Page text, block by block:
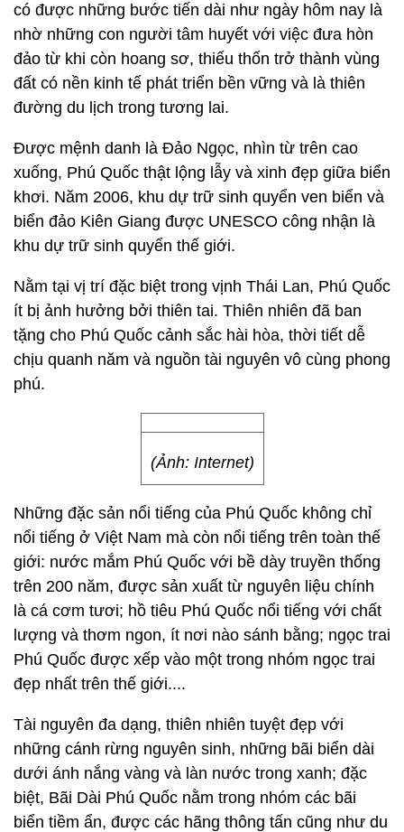
có được những bước tiến dài như ngày hôm nay là
nhờ những con người tâm huyết với việc đưa hòn
đảo từ khi còn hoang sơ, thiếu thốn trở thành vùng
đất có nền kinh tế phát triển bền vững và là thiên
đường du lịch trong tương lai.
Được mệnh danh là Đảo Ngọc, nhìn từ trên cao
xuống, Phú Quốc thật lộng lẫy và xinh đẹp giữa biển
khơi. Năm 2006, khu dự trữ sinh quyển ven biển và
biển đảo Kiên Giang được UNESCO công nhận là
khu dự trữ sinh quyển thế giới.
Nằm tại vị trí đặc biệt trong vịnh Thái Lan, Phú Quốc
ít bị ảnh hưởng bởi thiên tai. Thiên nhiên đã ban
tặng cho Phú Quốc cảnh sắc hài hòa, thời tiết dễ
chịu quanh năm và nguồn tài nguyên vô cùng phong
phú.
(Ảnh: Internet)
Những đặc sản nổi tiếng của Phú Quốc không chỉ
nổi tiếng ở Việt Nam mà còn nổi tiếng trên toàn thế
giới: nước mắm Phú Quốc với bề dày truyền thống
trên 200 năm, được sản xuất từ nguyên liệu chính
là cá cơm tươi; hồ tiêu Phú Quốc nổi tiếng với chất
lượng và thơm ngon, ít nơi nào sánh bằng; ngọc trai
Phú Quốc được xếp vào một trong nhóm ngọc trai
đẹp nhất trên thế giới....
Tài nguyên đa dạng, thiên nhiên tuyệt đẹp với
những cánh rừng nguyên sinh, những bãi biển dài
dưới ánh nắng vàng và làn nước trong xanh; đặc
biệt, Bãi Dài Phú Quốc nằm trong nhóm các bãi
biển tiềm ẩn, được các hãng thông tấn cũng như du